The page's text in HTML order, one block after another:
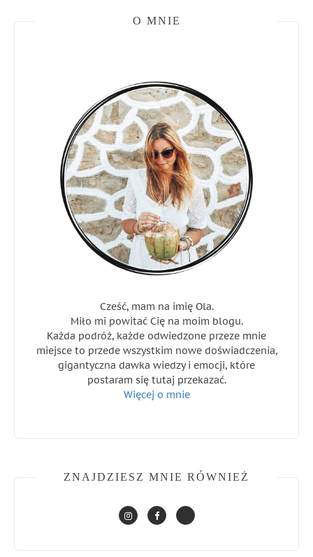
O MNIE
Cześć, mam na imię Ola.
Miło mi powitać Cię na moim blogu.
Każda podróż, każde odwiedzone przeze mnie
miejsce to przede wszystkim nowe doświadczenia,
gigantyczna dawka wiedzy i emocji, które
postaram się tutaj przekazać.
Więcej o mnie
ZNAJDZIESZ MNIE RÓWNIEŻ